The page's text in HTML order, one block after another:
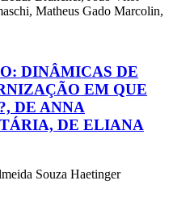
Matheus Gado Marcolin,
DINÂMICAS DE
EM QUE
DE ANNA
DE ELIANA
Souza Haetinger